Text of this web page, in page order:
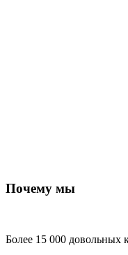
Почему мы
Более 15 000 довольных